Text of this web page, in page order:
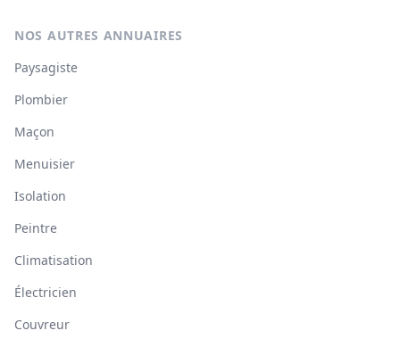
NOS AUTRES ANNUAIRES
Paysagiste
Plombier
Maçon
Menuisier
Isolation
Peintre
Climatisation
Électricien
Couvreur